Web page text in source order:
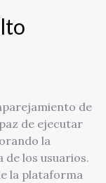
de
de ejecutar
la
de los usuarios.
la plataforma